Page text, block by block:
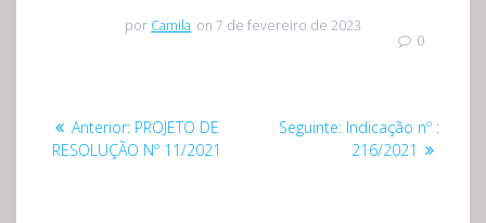
por Camila on 7 de fevereiro de 2023
0
Navegação
de
Anterior: Post
anterior:
PROJETO DE
RESOLUÇÃO Nº 11/2021
Seguinte: Post
seguinte:
Indicação nº :
216/2021